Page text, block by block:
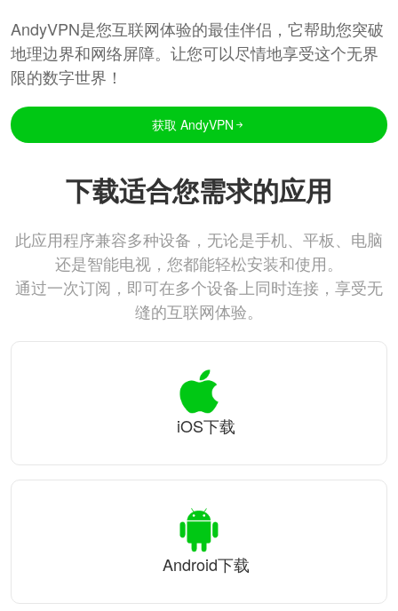
AndyVPN是您互联网体验的最佳伴侣，它帮助您突破
地理边界和网络屏障。让您可以尽情地享受这个无界
限的数字世界！
获取 AndyVPN
下载适合您需求的应用
此应用程序兼容多种设备，无论是手机、平板、电脑
还是智能电视，您都能轻松安装和使用。
通过一次订阅，即可在多个设备上同时连接，享受无
缝的互联网体验。
iOS下载
Android下载